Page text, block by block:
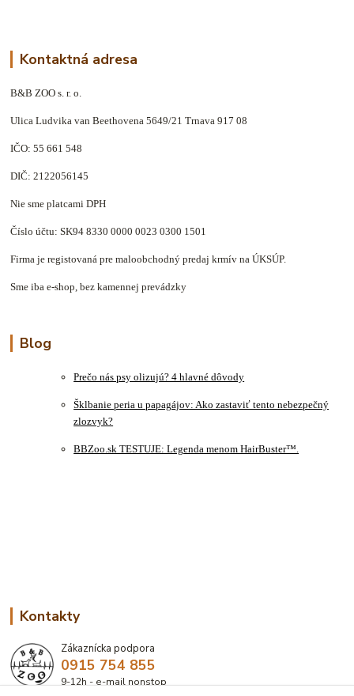
Kontaktná adresa
B&B ZOO s. r. o.
Ulica Ludvika van Beethovena 5649/21 Trnava 917 08
IČO: 55 661 548
DIČ: 2122056145
Nie sme platcami DPH
Číslo účtu: SK94 8330 0000 0023 0300 1501
Firma je registovaná pre maloobchodný predaj krmív na ÚKSÚP.
Sme iba e-shop, bez kamennej prevádzky
Blog
Prečo nás psy olizujú? 4 hlavné dôvody
Šklbanie peria u papagájov: Ako zastaviť tento nebezpečný
zlozvyk?
BBZoo.sk TESTUJE: Legenda menom HairBuster™.
Kontakty
Zákaznícka podpora
0915 754 855
9-12h - e-mail nonstop